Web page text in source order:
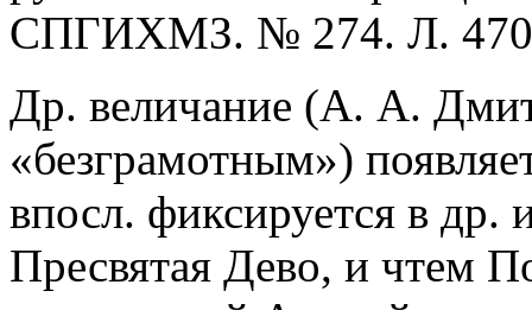
СПГИХМЗ. № 274. Л. 470,
Др. величание (А. А.
«безграмотным»)
впосл. фиксируется в др.
Пресвятая Дево, и чтем